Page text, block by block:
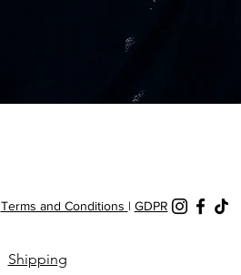
Terms and Conditions | GDPR
Shipping